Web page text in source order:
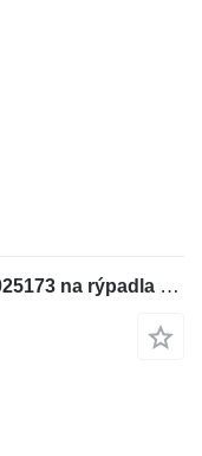
Hydraulický joystick Hitachi YA00025173 na rýpadla Hitachi ZX210-5A ZX350H-5G